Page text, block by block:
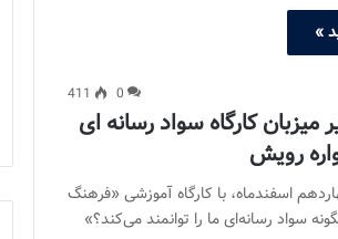
»
0
411
میزبان کارگاه سواد رسانه ای
رویش
اسفندماه، با کارگاه آموزشی «فرهنگ
سواد رسانه‌ای ما را توانمند می‌کند؟»